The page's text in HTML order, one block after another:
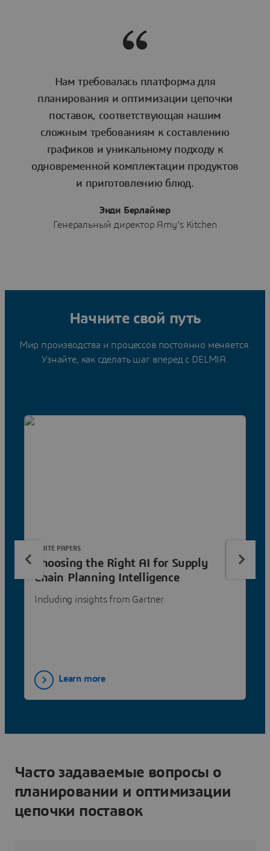
Нам требовалась платформа для
планирования и оптимизации цепочки
поставок, соответствующая нашим
сложным требованиям к составлению
графиков и уникальному подходу к
одновременной комплектации продуктов
и приготовлению блюд.
Энди Берлайнер
Генеральный директор Amy's Kitchen
Начните свой путь
Мир производства и процессов постоянно меняется.
Узнайте, как сделать шаг вперед с DELMIA.
Choosing the Right AI for Supply
Chain Planning Intelligence
Including insights from Gartner
WHITE PAPERS
Learn more
Часто задаваемые вопросы о
планировании и оптимизации
цепочки поставок